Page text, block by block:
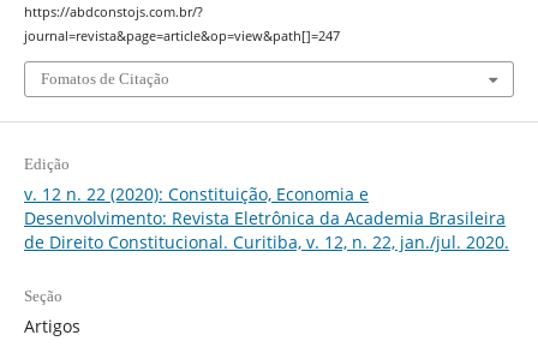
https://abdconstojs.com.br/?
journal=revista&page=article&op=view&path[]=247
Fomatos de Citação
Edição
v. 12 n. 22 (2020): Constituição, Economia e
Desenvolvimento: Revista Eletrônica da Academia Brasileira
de Direito Constitucional. Curitiba, v. 12, n. 22, jan./jul. 2020.
Seção
Artigos